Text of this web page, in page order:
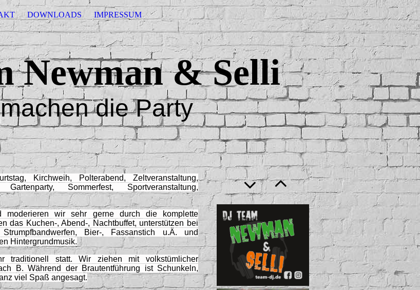
DOWNLOADS IMPRESSUM
Newman & Selli
die Party
Kirchweih, Polterabend, Zeltveranstaltung,
Sommerfest, Sportveranstaltung,
moderieren wir sehr gerne durch die komplette
das Kuchen-, Abend-, Nachtbuffet, unterstützen bei
Bier-, Fassanstich u.Ä. und
Hintergrundmusik.
traditionell statt. Wir ziehen mit volkstümlicher
B. Während der Brautentführung ist Schunkeln,
viel Spaß angesagt.